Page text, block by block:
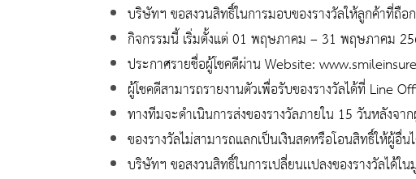
บริษัทฯ ขอสงวนสิทธิ์ในการมอบของรางวัลให้ลูกค้าที่ถือ
กิจกรรมนี้ เริ่มตั้งแต่ 01 พฤษภาคม – 31 พฤษภาคม
ประกาศรายชื่อผู้โชคดีผ่าน Website:
ผู้โชคดีสามารถรายงานตัวเพื่อรับของรางวัลได้ที่ Line
ทางทีมจะดำเนินการส่งของรางวัลภายใน 15 วันหลังจา
ของรางวัลไม่สามารถแลกเป็นเงินสดหรือโอนสิทธิ์ให้ผู้อื่น
บริษัทฯ ขอสงวนสิทธิ์ในการเปลี่ยนเเปลงของรางวัลได้ใ